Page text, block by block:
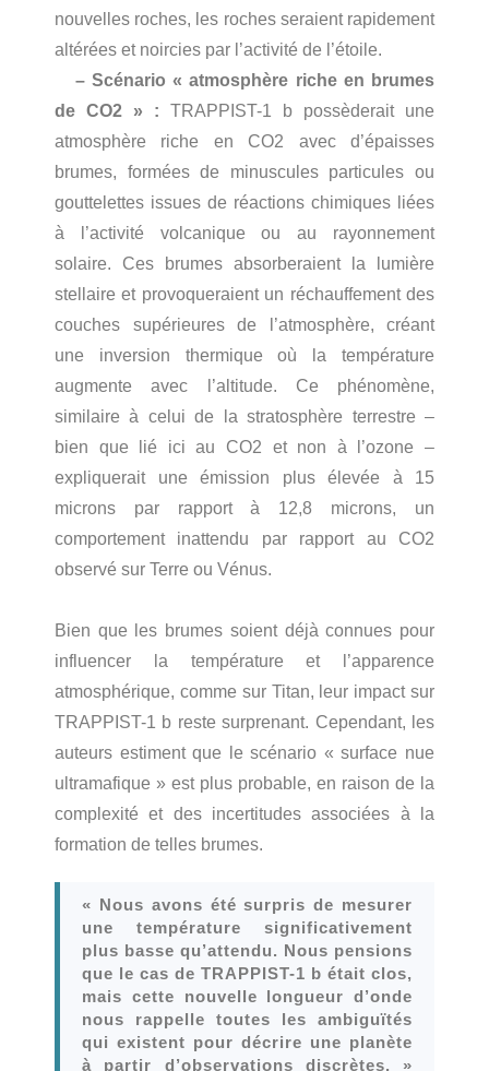
nouvelles roches, les roches seraient rapidement
altérées et noircies par l’activité de l’étoile.
– Scénario « atmosphère riche en brumes
de CO2 » : TRAPPIST-1 b possèderait une
atmosphère riche en CO2 avec d’épaisses
brumes, formées de minuscules particules ou
gouttelettes issues de réactions chimiques liées
à l’activité volcanique ou au rayonnement
solaire. Ces brumes absorberaient la lumière
stellaire et provoqueraient un réchauffement des
couches supérieures de l’atmosphère, créant
une inversion thermique où la température
augmente avec l’altitude. Ce phénomène,
similaire à celui de la stratosphère terrestre –
bien que lié ici au CO2 et non à l’ozone –
expliquerait une émission plus élevée à 15
microns par rapport à 12,8 microns, un
comportement inattendu par rapport au CO2
observé sur Terre ou Vénus.
Bien que les brumes soient déjà connues pour
influencer la température et l’apparence
atmosphérique, comme sur Titan, leur impact sur
TRAPPIST-1 b reste surprenant. Cependant, les
auteurs estiment que le scénario « surface nue
ultramafique » est plus probable, en raison de la
complexité et des incertitudes associées à la
formation de telles brumes.
« Nous avons été surpris de mesurer
une température significativement
plus basse qu’attendu. Nous pensions
que le cas de TRAPPIST-1 b était clos,
mais cette nouvelle longueur d’onde
nous rappelle toutes les ambiguïtés
qui existent pour décrire une planète
à partir d’observations discrètes. »